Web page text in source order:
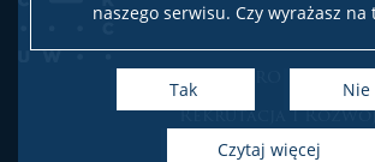
naszego serwisu. Czy wyrażasz na
Tak Nie
czytaj więcej
Biuro Spraw
Rekrutacja i